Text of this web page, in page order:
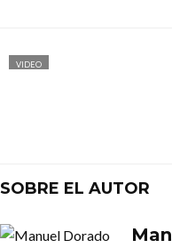
VIDEO
SOBRE EL AUTOR